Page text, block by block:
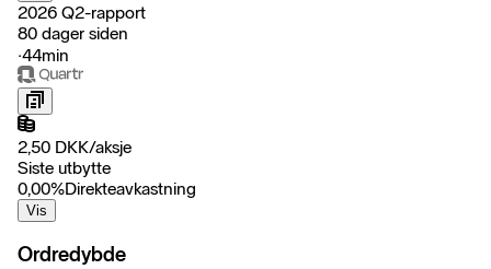
2026 Q2-rapport
80 dager siden
‧44min
2,50 DKK/aksje
Siste utbytte
0,00%Direkteavkastning
Vis
Ordredybde